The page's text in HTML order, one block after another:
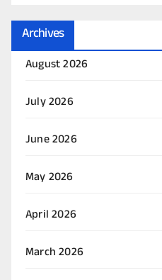
Archives
August 2026
July 2026
June 2026
May 2026
April 2026
March 2026